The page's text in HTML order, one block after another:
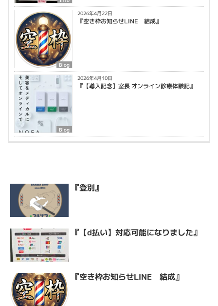
Blog
2026年4月22日
『空き枠お知らせLINE 結成』
Blog
2026年4月10日
『【導入記念】室長 オンライン診療体験記』
『登別』
『【d払い】対応可能になりました』
『空き枠お知らせLINE 結成』